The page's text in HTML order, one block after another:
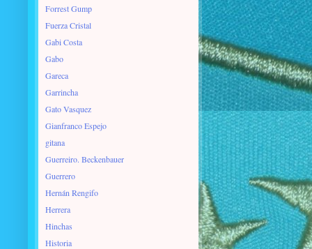
Forrest Gump
Fuerza Cristal
Gabi Costa
Gabo
Gareca
Garrincha
Gato Vasquez
Gianfranco Espejo
gitana
Guerreiro. Beckenbauer
Guerrero
Hernán Rengifo
Herrera
Hinchas
Historia